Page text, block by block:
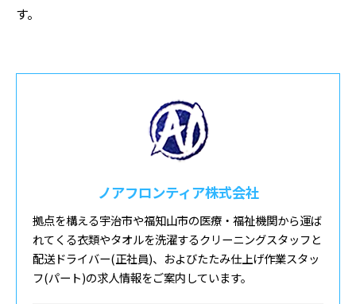
す。
ノアフロンティア株式会社
拠点を構える宇治市や福知山市の医療・福祉機関から運ば
れてくる衣類やタオルを洗濯するクリーニングスタッフと
配送ドライバー(正社員)、およびたたみ仕上げ作業スタッ
フ(パート)の求人情報をご案内しています。